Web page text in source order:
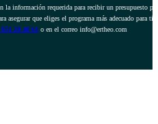
información requerida para recibir un presupuesto
asegurar que eliges el programa más adecuado para ti.
951 20 40 61 o en el correo info@ertheo.com